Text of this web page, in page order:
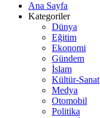
Ana Sayfa
Kategoriler
Dünya
Eğitim
Ekonomi
Gündem
İslam
Kültür-Sanat
Medya
Otomobil
Politika